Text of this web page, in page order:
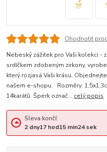
Ohodnotit
Nebeský zážitek pro Vaši kolekci -
srdíčkem zdobeným zirkony,
který rozjasá Vaši krásu.
našem e-shopu. Rozměry:
14karátů. Šperk označ... celý popis
Sleva končí:
2 dny17hod15min23sek